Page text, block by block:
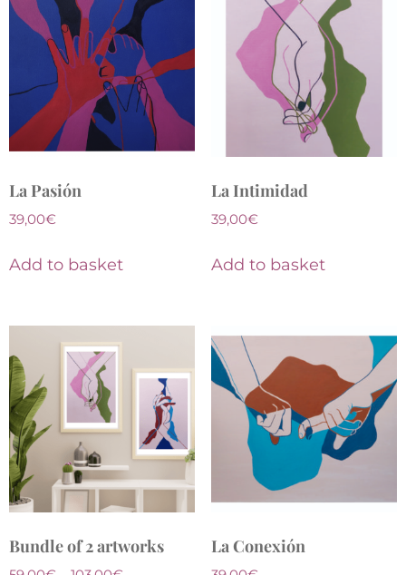
La Pasión
39,00€
Add to basket
La Intimidad
39,00€
Add to basket
Bundle of 2 artworks La Conexión